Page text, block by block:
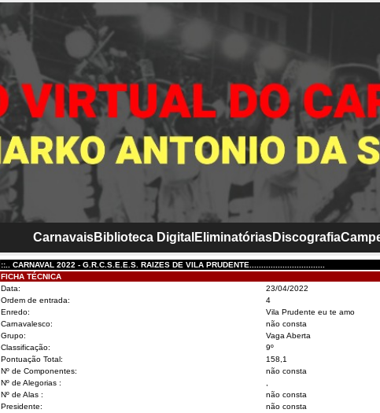
CarnavaisBiblioteca Digital EliminatóriasDiscografia
::.. CARNAVAL 2022 - G.R.C.S.E.E.S. RAIZES DE VILA PRUDENTE................................
FICHA TÉCNICA
Data:
23/04/2022
Ordem de entrada:
4
Enredo:
Vila Prudente eu te amo
Carnavalesco:
não consta
Grupo:
Vaga Aberta
Classificação:
9º
Pontuação Total:
158,1
Nº de Componentes:
não consta
Nº de Alegorias :
Nº de Alas :
não consta
Presidente:
não consta